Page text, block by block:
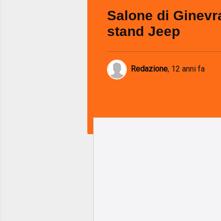
Salone di
stand Jeep
Redazione, 12 anni fa